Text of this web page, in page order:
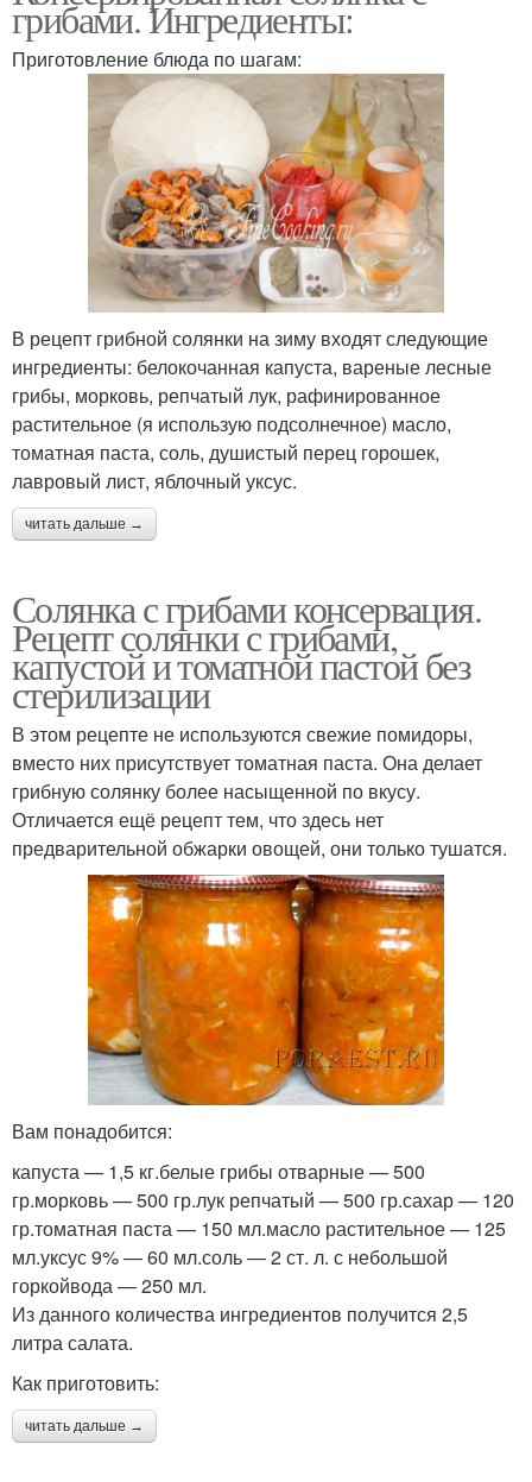
грибами. Ингредиенты:
Приготовление блюда по шагам:
В рецепт грибной солянки на зиму входят следующие
ингредиенты: белокочанная капуста, вареные лесные
грибы, морковь, репчатый лук, рафинированное
растительное (я использую подсолнечное) масло,
томатная паста, соль, душистый перец горошек,
лавровый лист, яблочный уксус.
читать дальше →
Солянка с грибами консервация.
Рецепт солянки с грибами,
капустой и томатной пастой без
стерилизации
В этом рецепте не используются свежие помидоры,
вместо них присутствует томатная паста. Она делает
грибную солянку более насыщенной по вкусу.
Отличается ещё рецепт тем, что здесь нет
предварительной обжарки овощей, они только тушатся.
Вам понадобится:
капуста — 1,5 кг.белые грибы отварные — 500
гр.морковь — 500 гр.лук репчатый — 500 гр.сахар — 120
гр.томатная паста — 150 мл.масло растительное — 125
мл.уксус 9% — 60 мл.соль — 2 ст. л. с небольшой
горкойвода — 250 мл.
Из данного количества ингредиентов получится 2,5
литра салата.
Как приготовить:
читать дальше →